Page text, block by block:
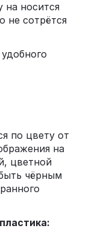
на носится
не сотрётся
по цвету от
на
цветной
чёрным